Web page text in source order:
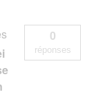
0
réponses